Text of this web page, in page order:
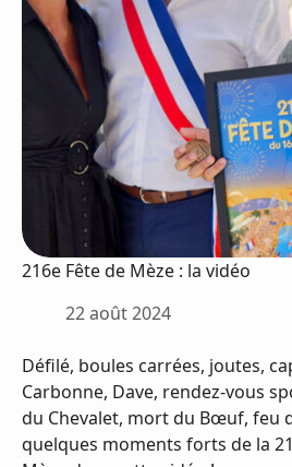
216e Fête de Mèze : la vidéo
22 août 2024
Défilé, boules carrées, joutes,
Carbonne, Dave, rendez-vous
du Chevalet, mort du Bœuf, feu
quelques moments forts de la